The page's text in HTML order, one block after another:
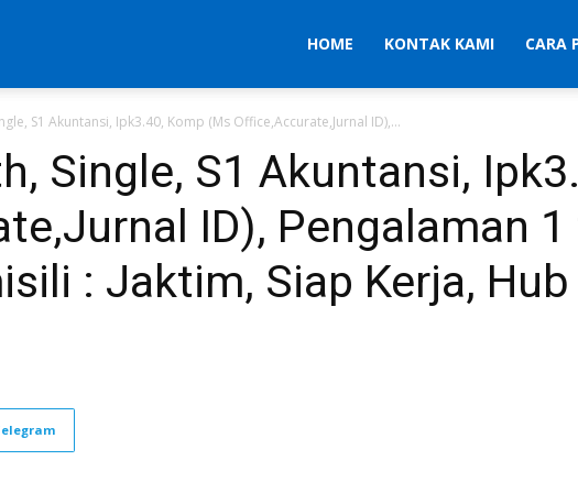
HOME KONTAK KAMI CARA
S1 Akuntansi, Ipk3.40, Komp (Ms Office,Accurate,Jurnal ID),...
Single, S1 Akuntansi,
ID), Pengalaman 1
: Jaktim, Siap Kerja, Hub